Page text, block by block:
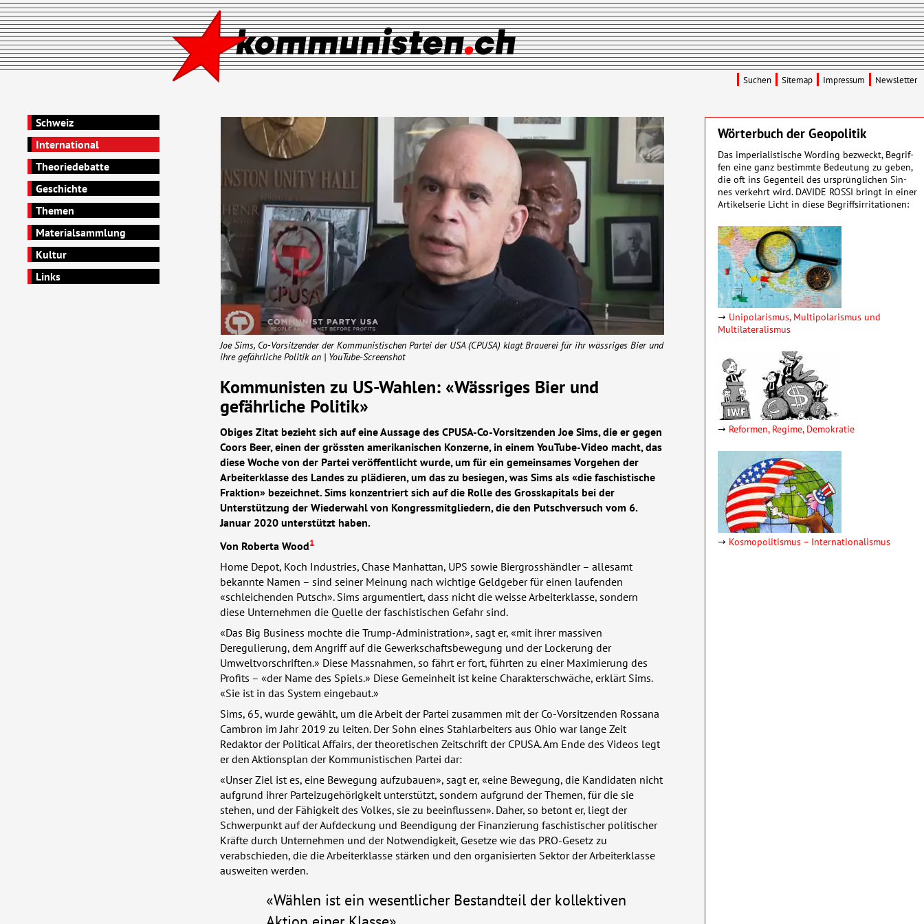
Schweiz
International
Theoriedebatte
Geschichte
Themen
Materialsammlung
Kultur
Links
Joe Sims, Co-Vorsitzender der Kommunistischen Partei der USA (CPUSA) klagt Brauerei für ihr wässriges Bier und
ihre gefährliche Politik an | YouTube-Screenshot
Kommunisten zu US-Wahlen: «Wässriges Bier und
gefährliche Politik»
Obiges Zitat bezieht sich auf eine Aussage des CPUSA-Co-Vorsitzenden Joe Sims, die er gegen
Coors Beer, einen der grössten amerikanischen Konzerne, in einem YouTube-Video macht, das
diese Woche von der Partei veröffentlicht wurde, um für ein gemeinsames Vorgehen der
Arbeiterklasse des Landes zu plädieren, um das zu besiegen, was Sims als «die faschistische
Fraktion» bezeichnet. Sims konzentriert sich auf die Rolle des Grosskapitals bei der
Unterstützung der Wiederwahl von Kongressmitgliedern, die den Putschversuch vom 6.
Januar 2020 unterstützt haben.
Von Roberta Wood1
Home Depot, Koch Industries, Chase Manhattan, UPS sowie Biergrosshändler – allesamt
bekannte Namen – sind seiner Meinung nach wichtige Geldgeber für einen laufenden
«schleichenden Putsch». Sims argumentiert, dass nicht die weisse Arbeiterklasse, sondern
diese Unternehmen die Quelle der faschistischen Gefahr sind.
«Das Big Business mochte die Trump-Administration», sagt er, «mit ihrer massiven
Deregulierung, dem Angriff auf die Gewerkschaftsbewegung und der Lockerung der
Umweltvorschriften.» Diese Massnahmen, so fährt er fort, führten zu einer Maximierung des
Profits – «der Name des Spiels.» Diese Gemeinheit ist keine Charakterschwäche, erklärt Sims.
«Sie ist in das System eingebaut.»
Sims, 65, wurde gewählt, um die Arbeit der Partei zusammen mit der Co-Vorsitzenden Rossana
Cambron im Jahr 2019 zu leiten. Der Sohn eines Stahlarbeiters aus Ohio war lange Zeit
Redaktor der Political Affairs, der theoretischen Zeitschrift der CPUSA. Am Ende des Videos legt
er den Aktionsplan der Kommunistischen Partei dar:
«Unser Ziel ist es, eine Bewegung aufzubauen», sagt er, «eine Bewegung, die Kandidaten nicht
aufgrund ihrer Parteizugehörigkeit unterstützt, sondern aufgrund der Themen, für die sie
stehen, und der Fähigkeit des Volkes, sie zu beeinflussen». Daher, so betont er, liegt der
Schwerpunkt auf der Aufdeckung und Beendigung der Finanzierung faschistischer politischer
Kräfte durch Unternehmen und der Notwendigkeit, Gesetze wie das PRO-Gesetz zu
verabschieden, die die Arbeiterklasse stärken und den organisierten Sektor der Arbeiterklasse
ausweiten werden.
«Wählen ist ein wesentlicher Bestandteil der kollektiven
Wörterbuch der Geopolitik
Das imperialistische Wording be­zweckt, Be­grif­
fen eine ganz be­stimmte Be­deu­­tung zu geben,
die oft ins Gegen­­teil des ur­sprüng­­lichen Sin­
nes ver­­kehrt wird. DAVIDE ROSSI bringt in einer
Artikel­serie Licht in diese Be­griffs­ir­ri­ta­tionen:
→ Unipolarismus, Multipolarismus und
Multilateralismus
→ Reformen, Regime, Demokratie
→ Kosmopolitismus – Inter­natio­nalismus
Suchen Sitemap Impressum Newsletter